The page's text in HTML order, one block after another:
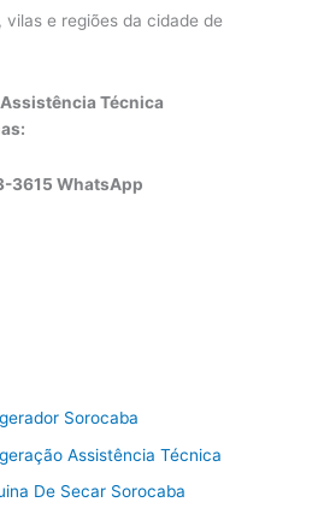
e regiões da cidade de
Técnica
3615 WhatsApp
Sorocaba
Assistência Técnica
De Secar Sorocaba